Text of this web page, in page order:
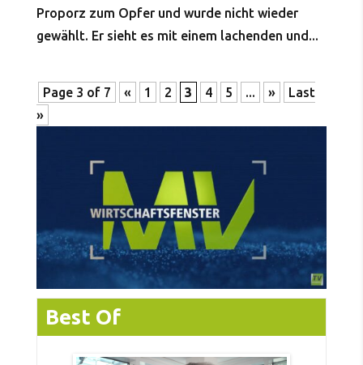
Proporz zum Opfer und wurde nicht wieder
gewählt. Er sieht es mit einem lachenden und...
Page 3 of 7 « 1 2 3 4 5 ... »
Last
»
Best Of